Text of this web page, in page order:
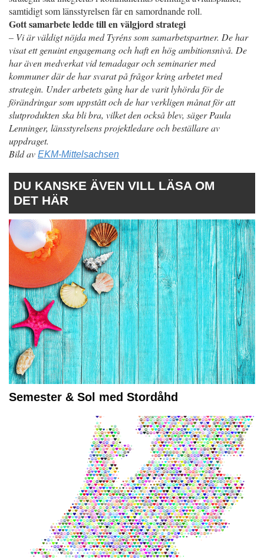
samtidigt som länsstyrelsen får en samordnande roll.
Gott samarbete ledde till en välgjord strategi
– Vi är väldigt nöjda med Tyréns som samarbetspartner. De har
visat ett genuint engagemang och haft en hög ambitionsnivå. De
har även medverkat vid temadagar och seminarier med
kommuner där de har svarat på frågor kring arbetet med
strategin. Under arbetets gång har de varit lyhörda för de
förändringar som uppstått och de har verkligen månat för att
slutprodukten ska bli bra, vilket den också blev, säger Paula
Lenninger, länsstyrelsens projektledare och beställare av
uppdraget.
Bild av EKM-Mittelsachsen
DU KANSKE ÄVEN VILL LÄSA OM
DET HÄR
Semester & Sol med Stordåhd